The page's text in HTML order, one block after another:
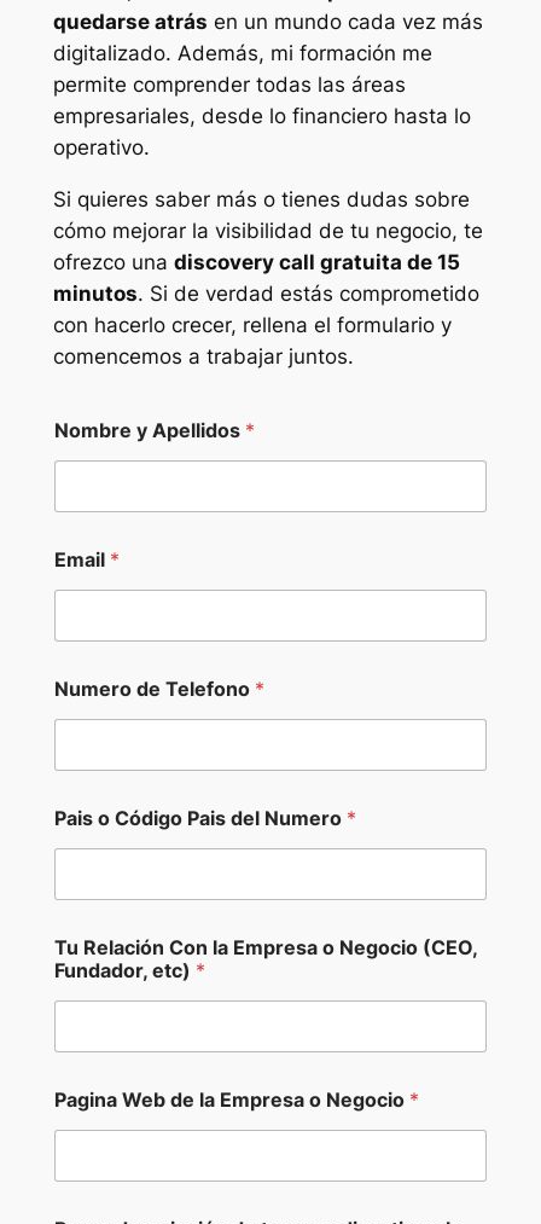
quedarse atrás en un mundo cada vez más
digitalizado. Además, mi formación me
permite comprender todas las áreas
empresariales, desde lo financiero hasta lo
operativo.
Si quieres saber más o tienes dudas sobre
cómo mejorar la visibilidad de tu negocio, te
ofrezco una discovery call gratuita de 15
minutos. Si de verdad estás comprometido
con hacerlo crecer, rellena el formulario y
comencemos a trabajar juntos.
Nombre y Apellidos *
Email *
N
e
i
o
N
g
c
i
Numero de Telefono *
Pais o Código Pais del Numero *
Tu Relación Con la Empresa o Negocio (CEO,
Fundador, etc) *
Pagina Web de la Empresa o Negocio *